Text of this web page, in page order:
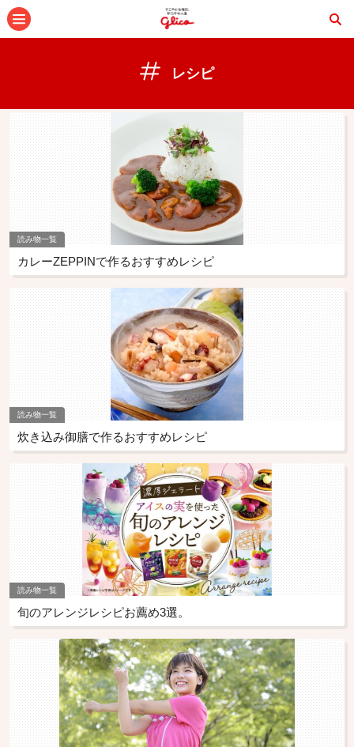
レシピ
読み物一覧
カレーZEPPINで作るおすすめレシピ
読み物一覧
炊き込み御膳で作るおすすめレシピ
読み物一覧
旬のアレンジレシピお薦め3選。